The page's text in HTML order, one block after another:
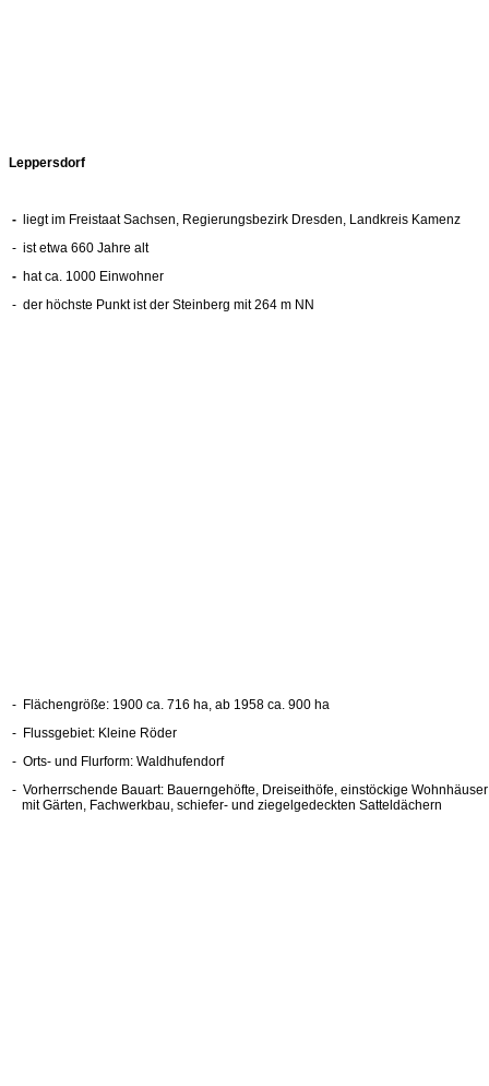
Leppersdorf
-
liegt im Freistaat Sachsen, Regierungsbezirk Dresden, Landkreis Kamenz
- ist etwa 660 Jahre alt
- hat ca. 1000 Einwohner
- der höchste Punkt ist der Steinberg mit 264 m NN
- Flächengröße: 1900 ca. 716 ha, ab 1958 ca. 900 ha
- Flussgebiet: Kleine Röder
- Orts- und Flurform: Waldhufendorf
- Vorherrschende Bauart: Bauerngehöfte, Dreiseithöfe, einstöckige
mit Gärten, Fachwerkbau, schiefer- und ziegelgedeckten Satteldächern